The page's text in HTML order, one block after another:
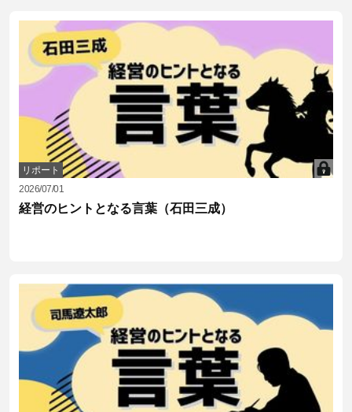
リポート
2026/07/01
経営のヒントとなる言葉（石田三成）